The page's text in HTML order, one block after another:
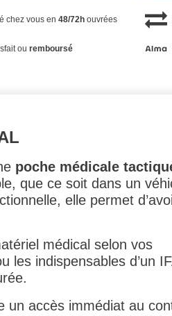
chez vous en48/72h ouvrées
ouremboursé
poche médicale
que ce soit dans un
elle permet
médical selon vos
les indispensables d’un
un accès immédiat au